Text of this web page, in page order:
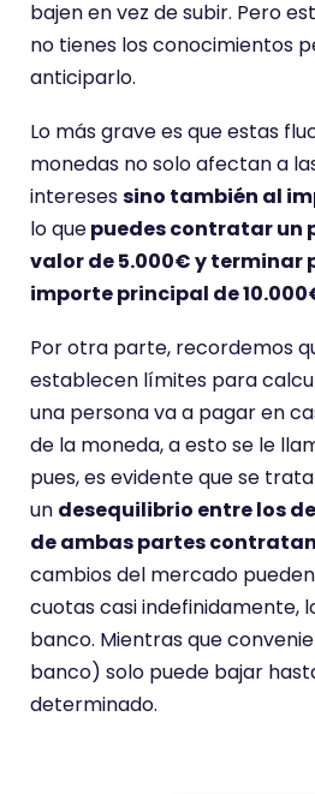
bajen en vez de subir. Pero
no tienes los conocimientos
anticiparlo.
Lo más grave es que estas
monedas no solo afectan a
interesessino también al
lo quepuedes contratar un
valor de 5.000€ y terminar
importe principal de
Por otra parte, recordemos
establecen límites para
una persona va a pagar en
de la moneda, a esto se le
pues, es evidente que se
un desequilibrio entre los
de ambas partes
cambios del mercado
cuotas casi indefinidamente,
banco. Mientras que
banco) solo puede bajar
determinado.